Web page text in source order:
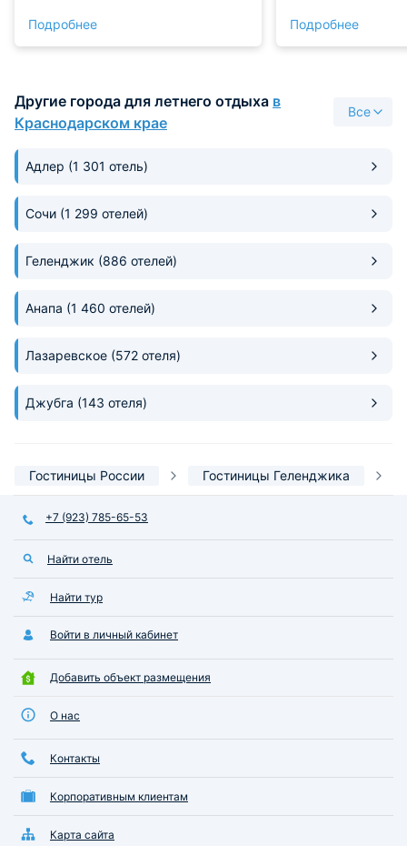
красивый все рядом сервис на
высоте хозяйка Юля очень
сюда
Подробнее
Подробнее
Другие города для летнего отдыха в
Краснодарском крае
Все
Адлер (1 301 отель)
Сочи (1 299 отелей)
Геленджик (886 отелей)
Анапа (1 460 отелей)
Лазаревское (572 отеля)
Джубга (143 отеля)
Гостиницы России Гостиницы Геленджика
+7 (923) 785-65-53
Найти отель
Найти тур
Войти в личный кабинет
Добавить объект размещения
О нас
Контакты
Корпоративным клиентам
Карта сайта